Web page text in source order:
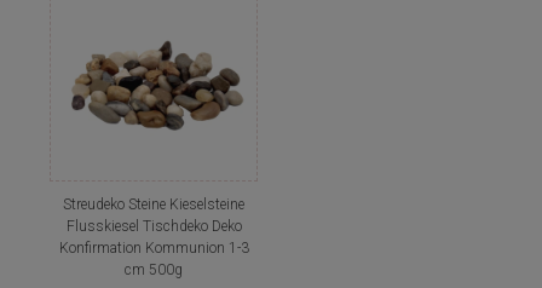
Streudeko Steine Kieselsteine
Flusskiesel Tischdeko Deko
Konfirmation Kommunion 1-3
cm 500g